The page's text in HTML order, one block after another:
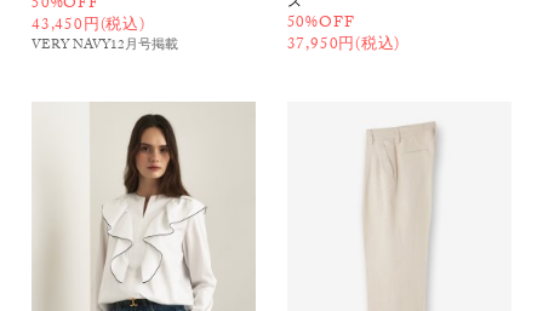
43,450円(税込)
VERY NAVY12月号掲載
50%OFF
37,950円(税込)